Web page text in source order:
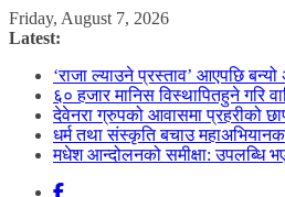
Skip
to
Friday, August 7, 2026
Latest:
‘राजा ल्याउने प्रस्ताव’ आएपछि बन्यो
६० हजार मानिस विस्थापितहुने गरि
देवेनरा ग्रुपको आवासमा प्रहरीको
धर्म तथा संस्कृति बचाउ
मधेश आन्दोलनको समीक्षा: उपलब्धि